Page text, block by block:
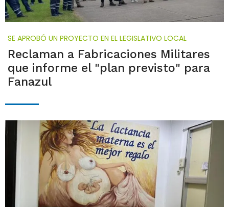
SE APROBÓ UN PROYECTO EN EL LEGISLATIVO LOCAL
Reclaman a Fabricaciones Militares
que informe el "plan previsto" para
Fanazul